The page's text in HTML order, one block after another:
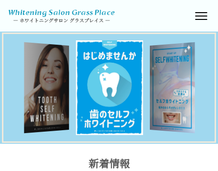
― ホワイトニングサロン グラスプレイス ―
新着情報